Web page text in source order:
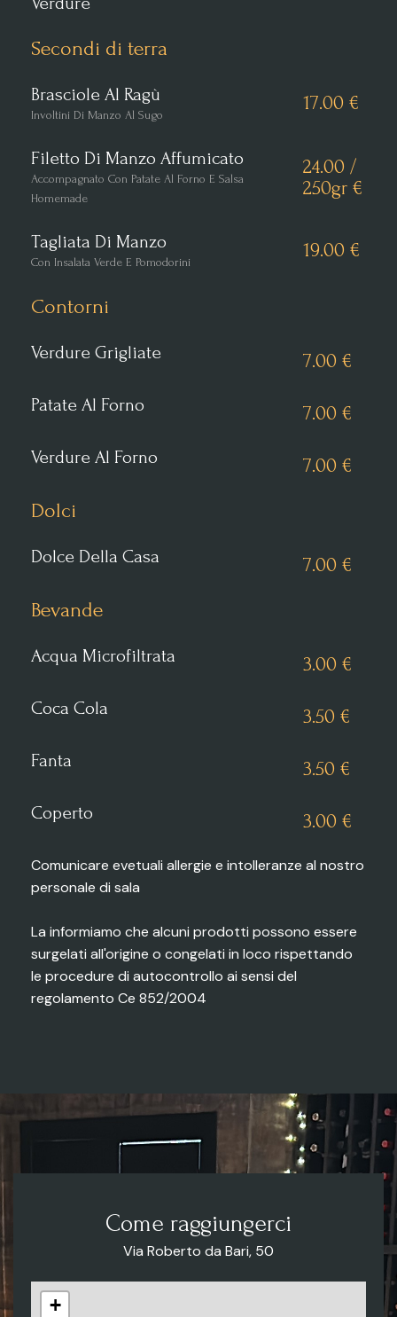
Secondi di terra
Brasciole Al Ragù
Involtini Di Manzo Al Sugo
17.00 €
Filetto Di Manzo Affumicato
Accompagnato Con Patate Al Forno E Salsa
Homemade
24.00 /
250gr €
Tagliata Di Manzo
Con Insalata Verde E Pomodorini
19.00 €
Contorni
Verdure Grigliate 7.00 €
Patate Al Forno 7.00 €
Verdure Al Forno 7.00 €
Dolci
Dolce Della Casa 7.00 €
Bevande
Acqua Microfiltrata 3.00 €
Coca Cola 3.50 €
Fanta 3.50 €
Coperto 3.00 €
Comunicare evetuali allergie e intolleranze al nostro
personale di sala
La informiamo che alcuni prodotti possono essere
surgelati all'origine o congelati in loco rispettando
le procedure di autocontrollo ai sensi del
regolamento Ce 852/2004
Come raggiungerci
Via Roberto da Bari, 50
+